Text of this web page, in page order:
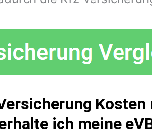
Kosten
ich meine